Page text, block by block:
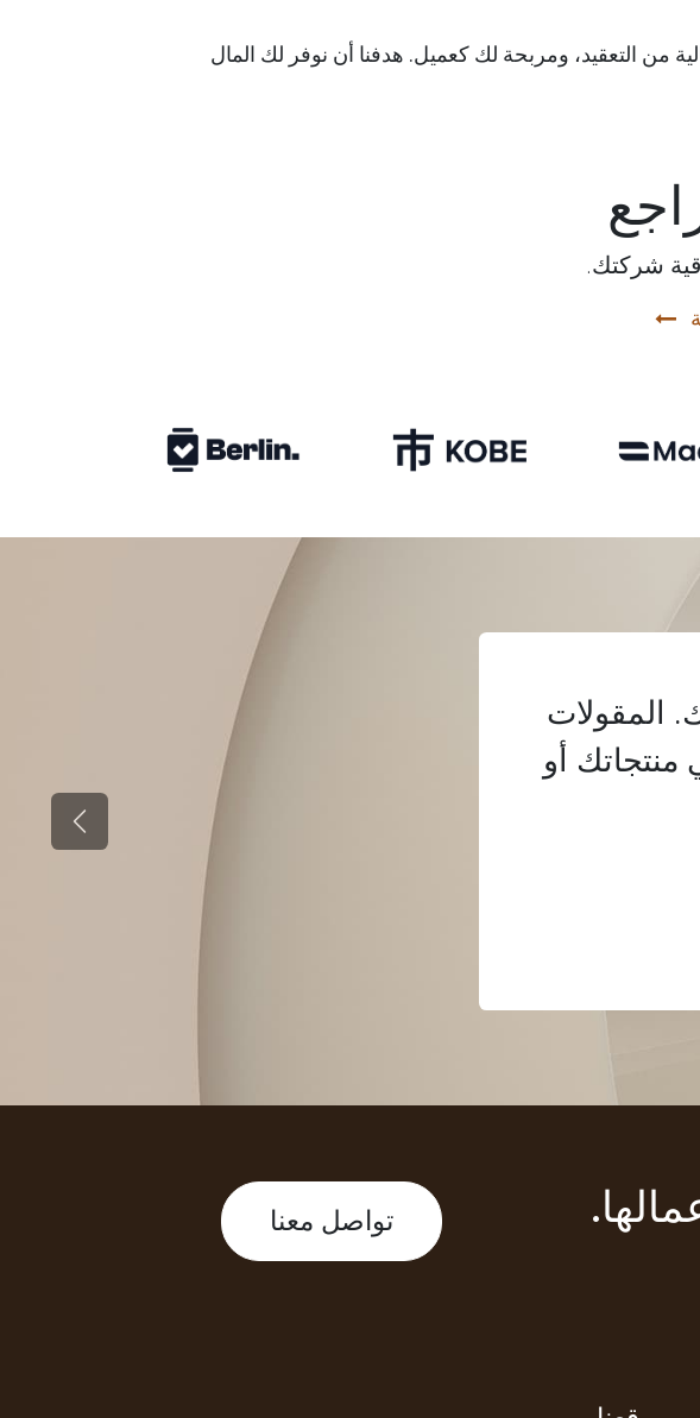
من التعقيد، ومربحة لك كعميل. هدفنا أن نوفر لك المال
شركتك.
المقولات
منتجاتك أو
التالي
تواصل معنا